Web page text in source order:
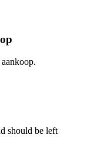
should be left